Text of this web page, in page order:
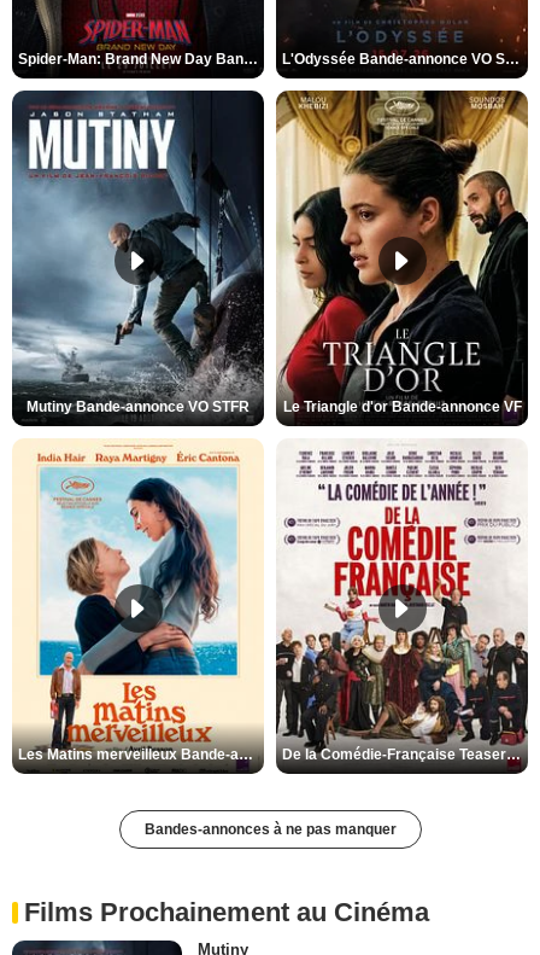
Spider-Man: Brand New Day Bande-annonce VO STFR L'Odyssée Bande-annonce VO STFR
Mutiny Bande-annonce VO STFR Le Triangle d'or Bande-annonce VF
Les Matins merveilleux Bande-annonce VF De la Comédie-Française Teaser VF
Bandes-annonces à ne pas manquer
Films Prochainement au Cinéma
Mutiny